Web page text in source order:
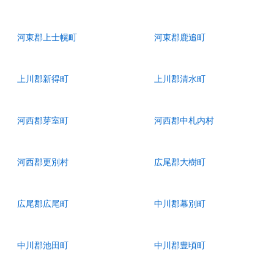
河東郡上士幌町 河東郡鹿追町
上川郡新得町 上川郡清水町
河西郡芽室町 河西郡中札内村
河西郡更別村 広尾郡大樹町
広尾郡広尾町 中川郡幕別町
中川郡池田町 中川郡豊頃町